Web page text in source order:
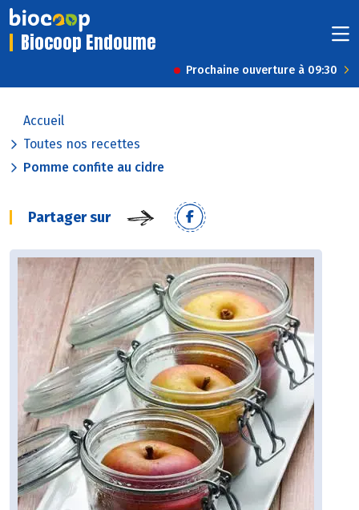
Biocoop Endoume
Prochaine ouverture à 09:30
Accueil
Toutes nos recettes
Pomme confite au cidre
Partager sur